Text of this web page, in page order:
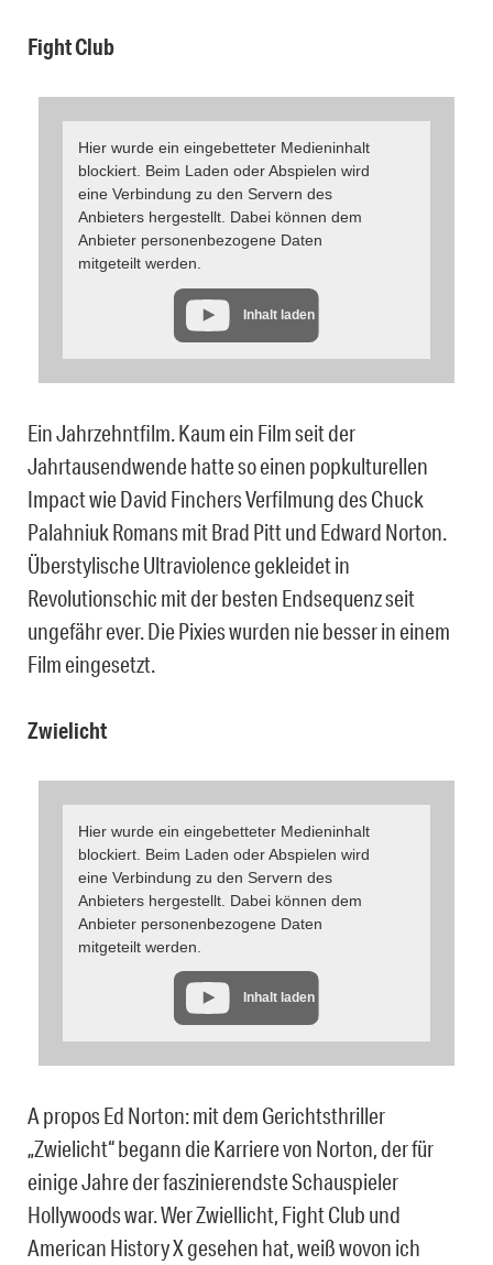
Fight Club
Hier wurde ein eingebetteter Medieninhalt
blockiert. Beim Laden oder Abspielen wird
eine Verbindung zu den Servern des
Anbieters hergestellt. Dabei können dem
Anbieter personenbezogene Daten
mitgeteilt werden.
Inhalt laden
Ein Jahrzehntfilm. Kaum ein Film seit der
Jahrtausendwende hatte so einen popkulturellen
Impact wie David Finchers Verfilmung des Chuck
Palahniuk Romans mit Brad Pitt und Edward Norton.
Überstylische Ultraviolence gekleidet in
Revolutionschic mit der besten Endsequenz seit
ungefähr ever. Die Pixies wurden nie besser in einem
Film eingesetzt.
Zwielicht
Hier wurde ein eingebetteter Medieninhalt
blockiert. Beim Laden oder Abspielen wird
eine Verbindung zu den Servern des
Anbieters hergestellt. Dabei können dem
Anbieter personenbezogene Daten
mitgeteilt werden.
Inhalt laden
A propos Ed Norton: mit dem Gerichtsthriller
„Zwielicht“ begann die Karriere von Norton, der für
einige Jahre der faszinierendste Schauspieler
Hollywoods war. Wer Zwiellicht, Fight Club und
American History X gesehen hat, weiß wovon ich